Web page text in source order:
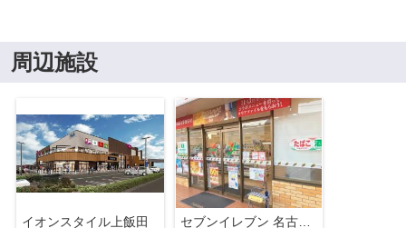
周辺施設
イオンスタイル上飯田 セブンイレブン 名古屋上飯田通1丁目店